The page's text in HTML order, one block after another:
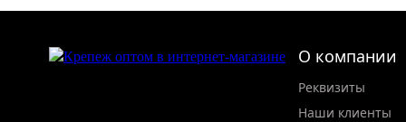
О компании
Реквизиты
Наши клиенты